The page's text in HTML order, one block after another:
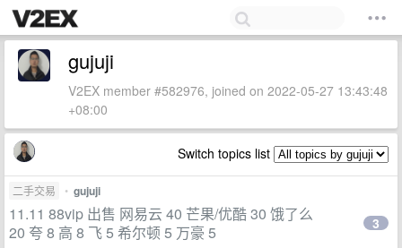
gujuji
V2EX member #582976, joined on 2022-05-27 13:43:48
+08:00
Switch topics list
二手交易 • gujuji
11.11 88vip 出售 网易云 40 芒果/优酷 30 饿了么
20 夸 8 高 8 飞 5 希尔顿 5 万豪 5
3